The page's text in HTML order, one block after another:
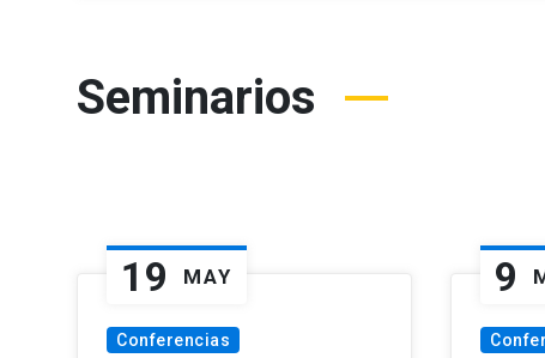
Seminarios
19 MAY
Conferencias
9